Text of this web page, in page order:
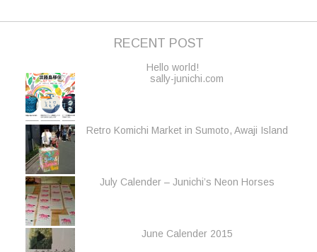
RECENT POST
Hello world!
sally-junichi.com
Retro Komichi Market in Sumoto, Awaji Island
July Calender – Junichi’s Neon Horses
June Calender 2015